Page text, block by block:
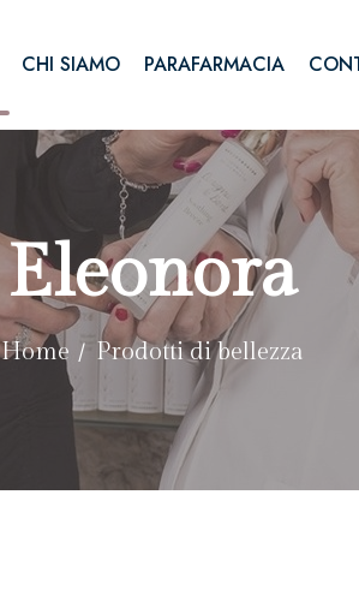
CHI SIAMO PARAFARMACIA
Eleonora
Home Prodotti di bellezza